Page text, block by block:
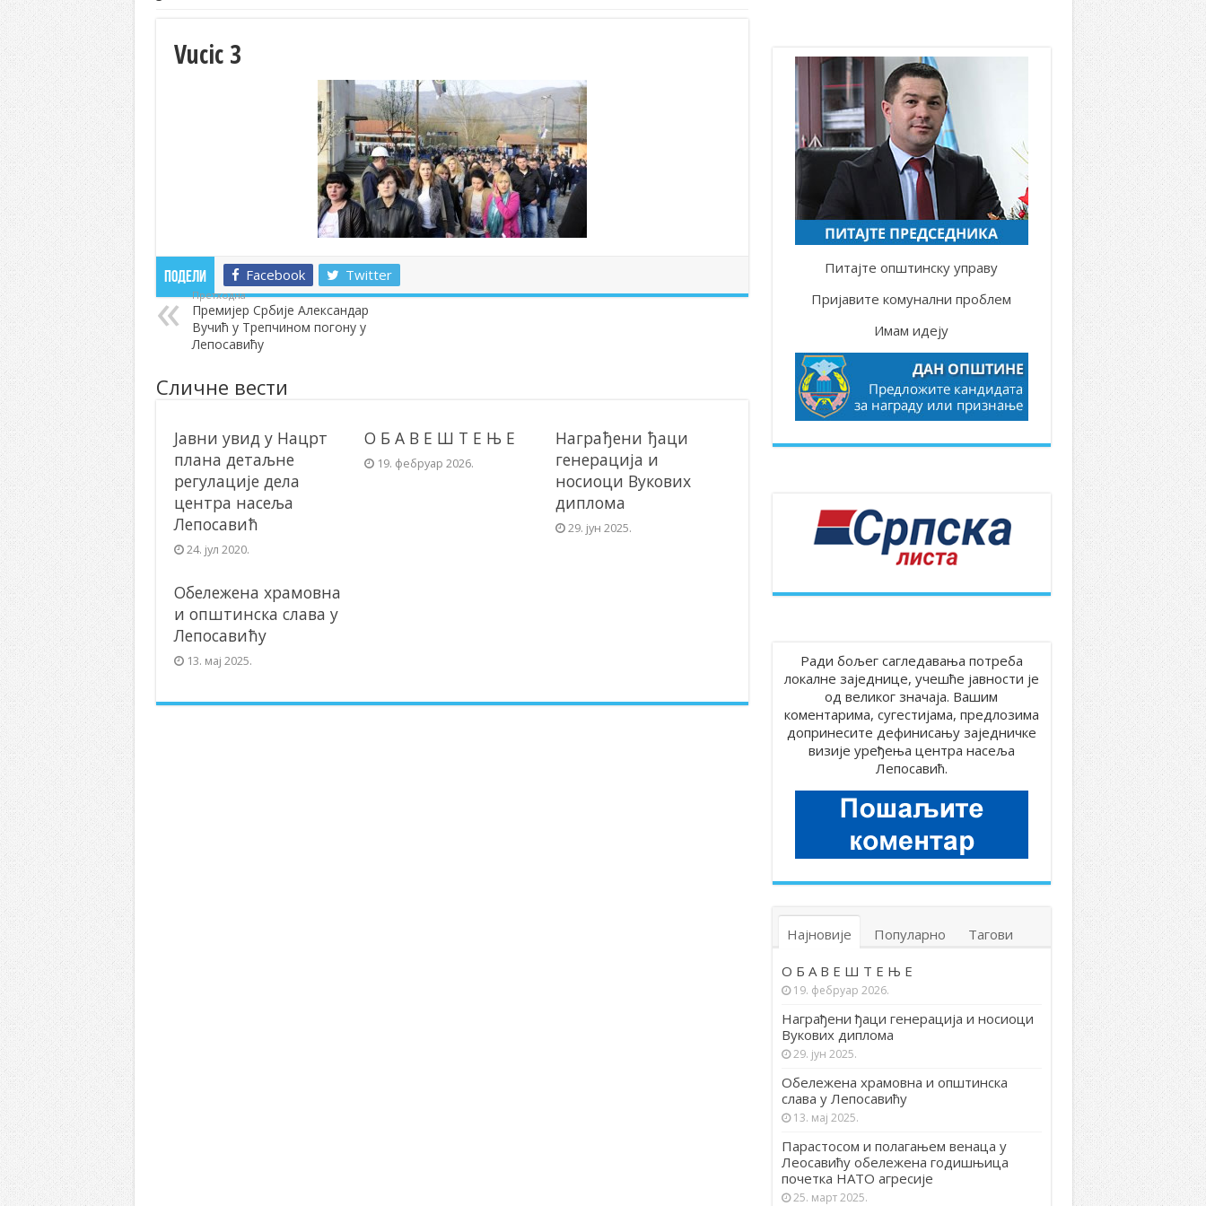
Vucic 3
Подели Facebook Twitter
Претходна
Премијер Србије Александар
Вучић у Трепчином погону у
Лепосавићу
Сличне вести
Јавни увид у Нацрт
плана детаљне
регулације дела
центра насеља
Лепосавић
24. јул 2020.
О Б А В Е Ш Т Е Њ Е
19. фебруар 2026.
Награђени ђаци
генерација и
носиоци Вукових
диплома
29. јун 2025.
Обележена храмовна
и општинска слава у
Лепосавићу
13. мај 2025.
Питајте општинску управу
Пријавите комунални проблем
Имам идеју
Ради бољег сагледавања потреба
локалне заједнице, учешће јавности је
од великог значаја. Вашим
коментарима, сугестијама, предлозима
допринесите дефинисању заједничке
визије уређења центра насеља
Лепосавић.
Најновије Популарно Тагови
О Б А В Е Ш Т Е Њ Е
19. фебруар 2026.
Награђени ђаци генерација и носиоци
Вукових диплома
29. јун 2025.
Обележена храмовна и општинска
слава у Лепосавићу
13. мај 2025.
Парастосом и полагањем венаца у
Леосавићу обележена годишњица
почетка НАТО агресије
25. март 2025.